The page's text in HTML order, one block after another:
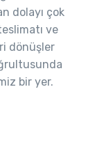
dolayı çok
ve
dönüşler
bir yer.